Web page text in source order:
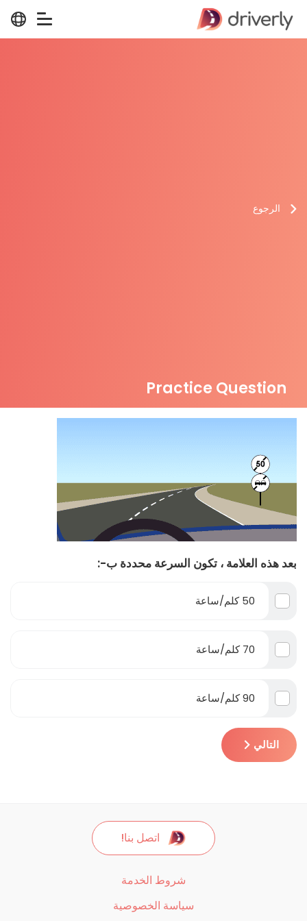
الرجوع
Practice Question
بعد هذه العلامة ، تكون السرعة محددة ب-:
50 كلم/ساعة
70 كلم/ساعة
90 كلم/ساعة
التالي
اتصل بنا!
شروط الخدمة
سياسة الخصوصية